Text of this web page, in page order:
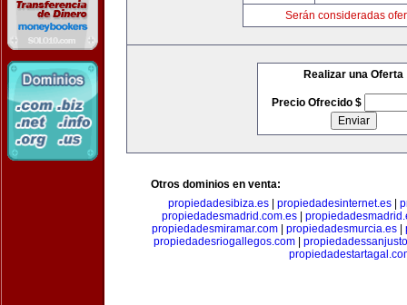
Serán consideradas
Realizar una Oferta
Precio Ofrecido $
Otros dominios en venta:
propiedadesibiza.es
propiedadesinternet.es
propiedadesmadrid.com.es
propiedadesmiramar.com
propiedadesmurcia.es
propiedadesriogallegos.com|